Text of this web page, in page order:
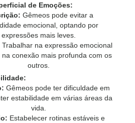
de Emoções:
Gêmeos pode evitar a
emocional, optando por
expressões mais leves.
Trabalhar na expressão emocional
na conexão mais profunda com os
outros.
Gêmeos pode ter dificuldade em
estabilidade em várias áreas da
vida.
Estabelecer rotinas estáveis e